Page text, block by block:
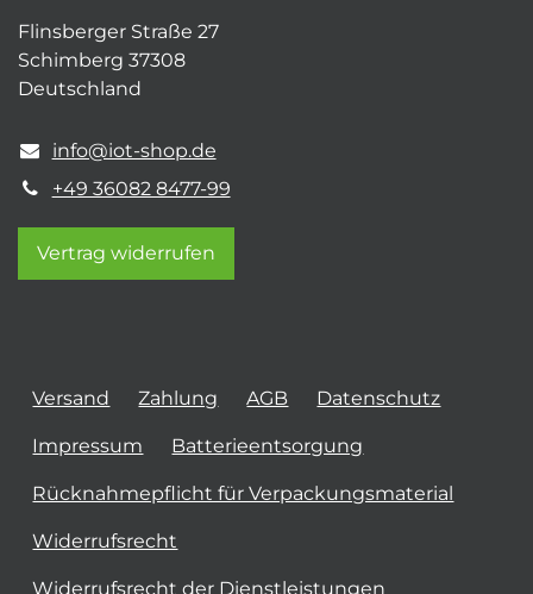
Flinsberger Straße 27
Schimberg 37308
Deutschland
info@iot-shop.de
+49 36082 8477-99
Vertrag widerrufen
Versand Zahlung AGB Datenschutz
Impressum Batterieentsorgung
Rücknahmepflicht für Verpackungsmaterial
Widerrufsrecht
Widerrufsrecht der Dienstleistungen